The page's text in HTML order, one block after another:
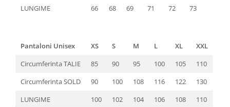
LUNGIME
66 68 69 71 72 73
Pantaloni Unisex XS S M L XL
XXL
Circumferinta TALIE
85 90 95 100 105
110
Circumferinta SOLD
90 100 108 116 122
130
LUNGIME
100 102 104 106 108 110